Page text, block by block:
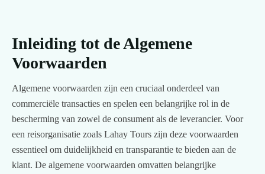
Inleiding tot de Algemene
Voorwaarden
Algemene voorwaarden zijn een cruciaal onderdeel van
commerciële transacties en spelen een belangrijke rol in de
bescherming van zowel de consument als de leverancier. Voor
een reisorganisatie zoals Lahay Tours zijn deze voorwaarden
essentieel om duidelijkheid en transparantie te bieden aan de
klant. De algemene voorwaarden omvatten belangrijke